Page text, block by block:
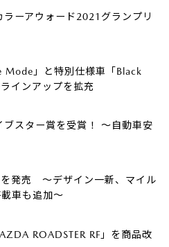
ーアウォード2021グランプリ
Mode」と特別仕様車「Black
インアップを拡充
スター賞を受賞！ ～自動車安
発売 ～デザイン一新、マイル
車も追加～
ROADSTER RF」を商品改